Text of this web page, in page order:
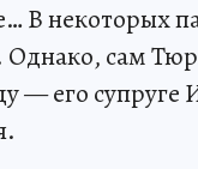
В некоторых
Однако, сам
— его супруге